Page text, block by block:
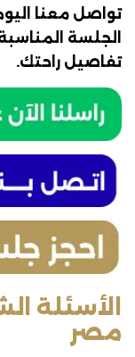
تواصل معنا
الجلسة
تفاصيل راحتك.
الأسئلة
مصر